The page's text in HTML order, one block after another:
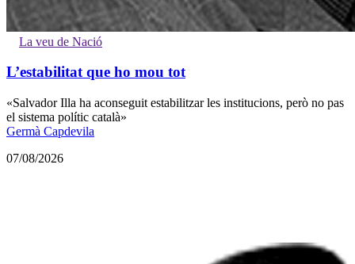
La veu de Nació
L’estabilitat que ho mou tot
«Salvador Illa ha aconseguit estabilitzar les institucions, però no pas
el sistema polític català»
Germà Capdevila
07/08/2026